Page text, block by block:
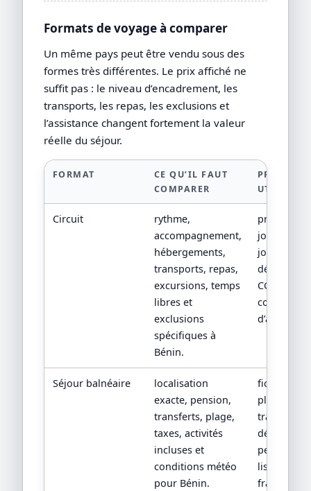
Formats de voyage à comparer
Un même pays peut être vendu sous des
formes très différentes. Le prix affiché ne
suffit pas : le niveau d’encadrement, les
transports, les repas, les exclusions et
l’assistance changent fortement la valeur
réelle du séjour.
FORMAT
CE QU’IL FAUT
COMPARER
PREUVE
UTILE
Circuit
rythme,
accompagnement,
hébergements,
transports, repas,
excursions, temps
libres et
exclusions
spécifiques à
Bénin.
jour par
jour, devis
détaillé,
CGV/CPV et
conditions
Séjour balnéaire
localisation
exacte, pension,
transferts, plage,
taxes, activités
incluses et
conditions météo
pour Bénin.
fiche hôtel,
plan de
transfert,
détail de
pension et
liste des
frais non